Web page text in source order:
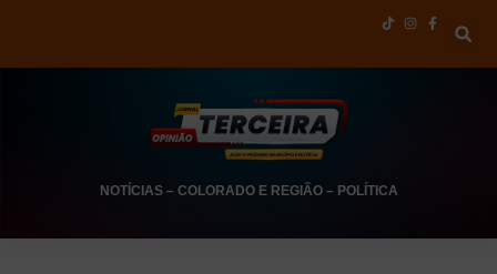
NOTÍCIAS– COLORADO E REGIÃO– POLÍTICA